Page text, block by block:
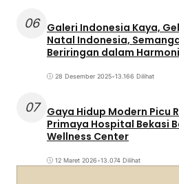
06 Galeri Indonesia Kaya,
Natal Indonesia,
Beriringan dalam
28 Desember 2025•13.166 Dilihat
07
Gaya Hidup Modern Picu
Primaya Hospital Bekasi
Wellness Center
12 Maret 2026•13.074 Dilihat